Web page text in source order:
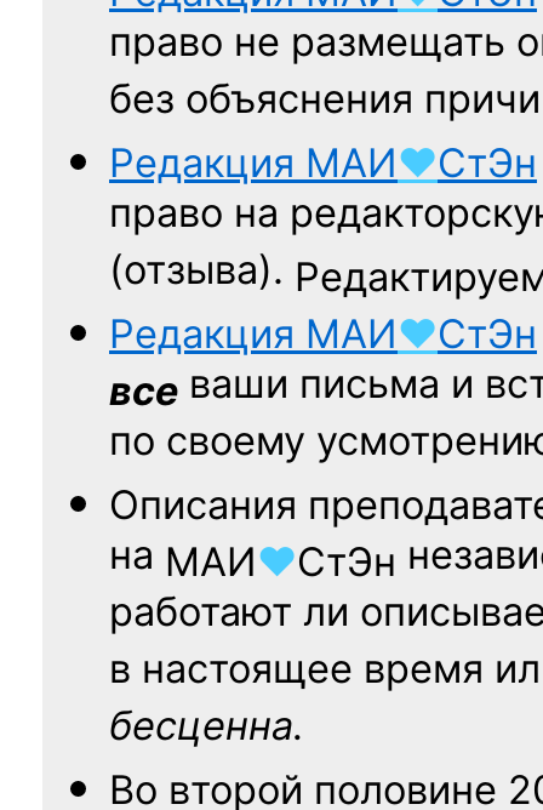
право не размещать
без объяснения
Редакция МАИ♥СтЭн
право на
(отзыва).
Редакция МАИ♥СтЭн
все ваши письма и
по своему
Описания
на МАИ♥СтЭн
работают ли
в настоящее время
бесценна.
Во второй половине